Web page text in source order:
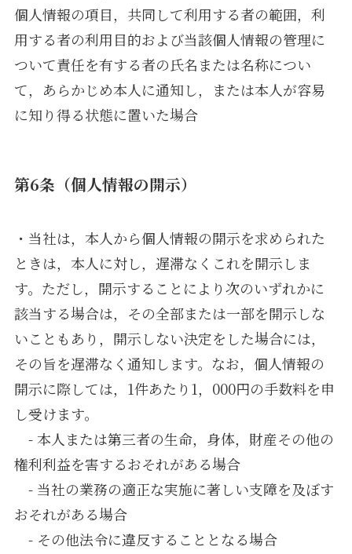
個人情報の項目，共同して利用する者の範囲，利
用する者の利用目的および当該個人情報の管理に
ついて責任を有する者の氏名または名称につい
て，あらかじめ本人に通知し，または本人が容易
に知り得る状態に置いた場合
第6条（個人情報の開示）
・当社は，本人から個人情報の開示を求められた
ときは，本人に対し，遅滞なくこれを開示しま
す。ただし，開示することにより次のいずれかに
該当する場合は，その全部または一部を開示しな
いこともあり，開示しない決定をした場合には，
その旨を遅滞なく通知します。なお，個人情報の
開示に際しては，1件あたり1，000円の手数料を申
し受けます。
- 本人または第三者の生命，身体，財産その他の
権利利益を害するおそれがある場合
- 当社の業務の適正な実施に著しい支障を及ぼす
おそれがある場合
- その他法令に違反することとなる場合